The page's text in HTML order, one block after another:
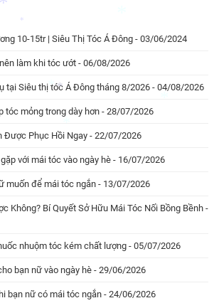
*
*
*
*
*
*
10-15tr | Siêu Thị Tóc Á Đông - 03/06/2024
làm khi tóc ướt - 06/08/2026
tại Siêu thị tóc Á Đông tháng 8/2026 - 04/08/2026
tóc mỏng trong dày hơn - 28/07/2026
Được Phục Hồi Ngay - 22/07/2026
với mái tóc vào ngày hè - 16/07/2026
muốn để mái tóc ngắn - 13/07/2026
Không? Bí Quyết Sở Hữu Mái Tóc Nối Bồng Bềnh -
nhuộm tóc kém chất lượng - 05/07/2026
bạn nữ vào ngày hè - 29/06/2026
bạn nữ có mái tóc ngắn - 24/06/2026